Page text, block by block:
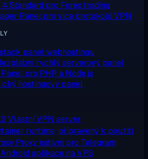
4 Standard pro Forex trading
Panel pro více protokolů VPN
panel webhostingu
rychlý serverový panel
Panel pro PHP a Node.js
hostingový panel
Vlastní VPN server
runtime, připravený k použití
Proxy nativní pro Telegram
Android aplikace na VPS